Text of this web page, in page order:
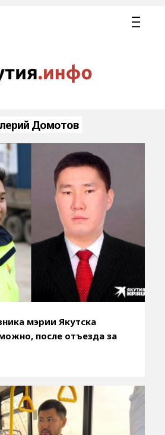
Домотов
мэрии Якутска
после отъезда за